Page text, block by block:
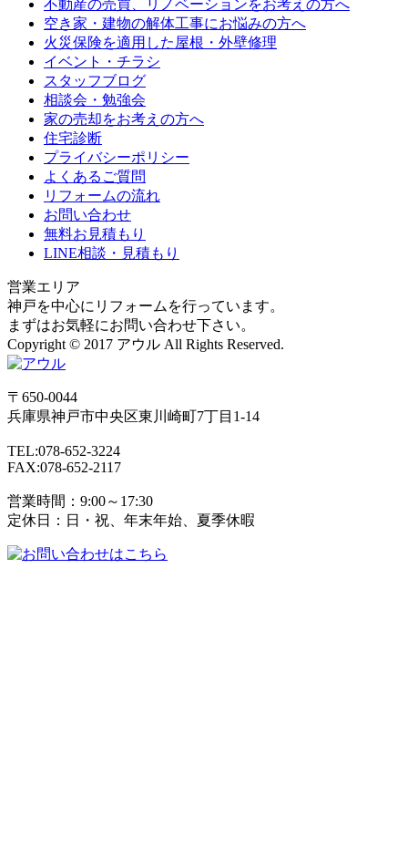
不動産の売買、リノベーションをお考えの方へ
空き家・建物の解体工事にお悩みの方へ
火災保険を適用した屋根・外壁修理
イベント・チラシ
スタッフブログ
相談会・勉強会
家の売却をお考えの方へ
住宅診断
プライバシーポリシー
よくあるご質問
リフォームの流れ
お問い合わせ
無料お見積もり
LINE相談・見積もり
営業エリア
神戸を中心にリフォームを行っています。
まずはお気軽にお問い合わせ下さい。
Copyright © 2017 アウル All Rights Reserved.
〒650-0044
兵庫県神戸市中央区東川崎町7丁目1-14
TEL:078-652-3224
FAX:078-652-2117
営業時間：9:00～17:30
定休日：日・祝、年末年始、夏季休暇